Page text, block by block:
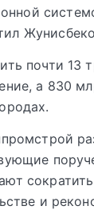
почти 13
а 830
и